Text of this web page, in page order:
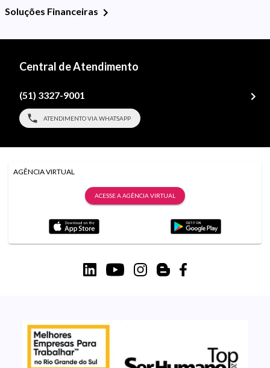
Soluções Financeiras
Central de Atendimento
(51) 3327-9001
ATENDIMENTO VIA WHATSAPP
AGÊNCIA VIRTUAL
ACESSE A AGÊNCIA VIRTUAL